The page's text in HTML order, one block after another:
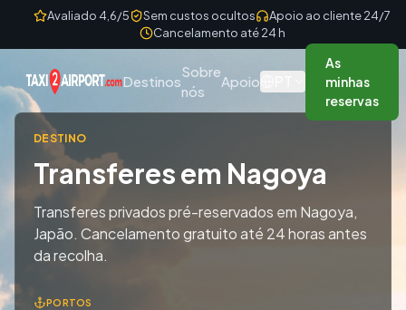
Skip to content
Avaliado 4,6/5 Sem custos ocultos
Apoio ao cliente 24/7
Cancelamento até 24 h
Destinos
Sobre
nós
Apoio
As
minhas
reservas
DESTINO
Transferes em Nagoya
Transferes privados pré-reservados em Nagoya,
Japão. Cancelamento gratuito até 24 horas antes
da recolha.
PORTOS